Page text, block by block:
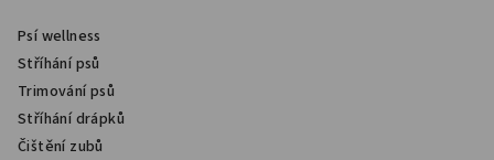
Psí wellness
Stříhání psů
Trimování psů
Stříhání drápků
Čištění zubů